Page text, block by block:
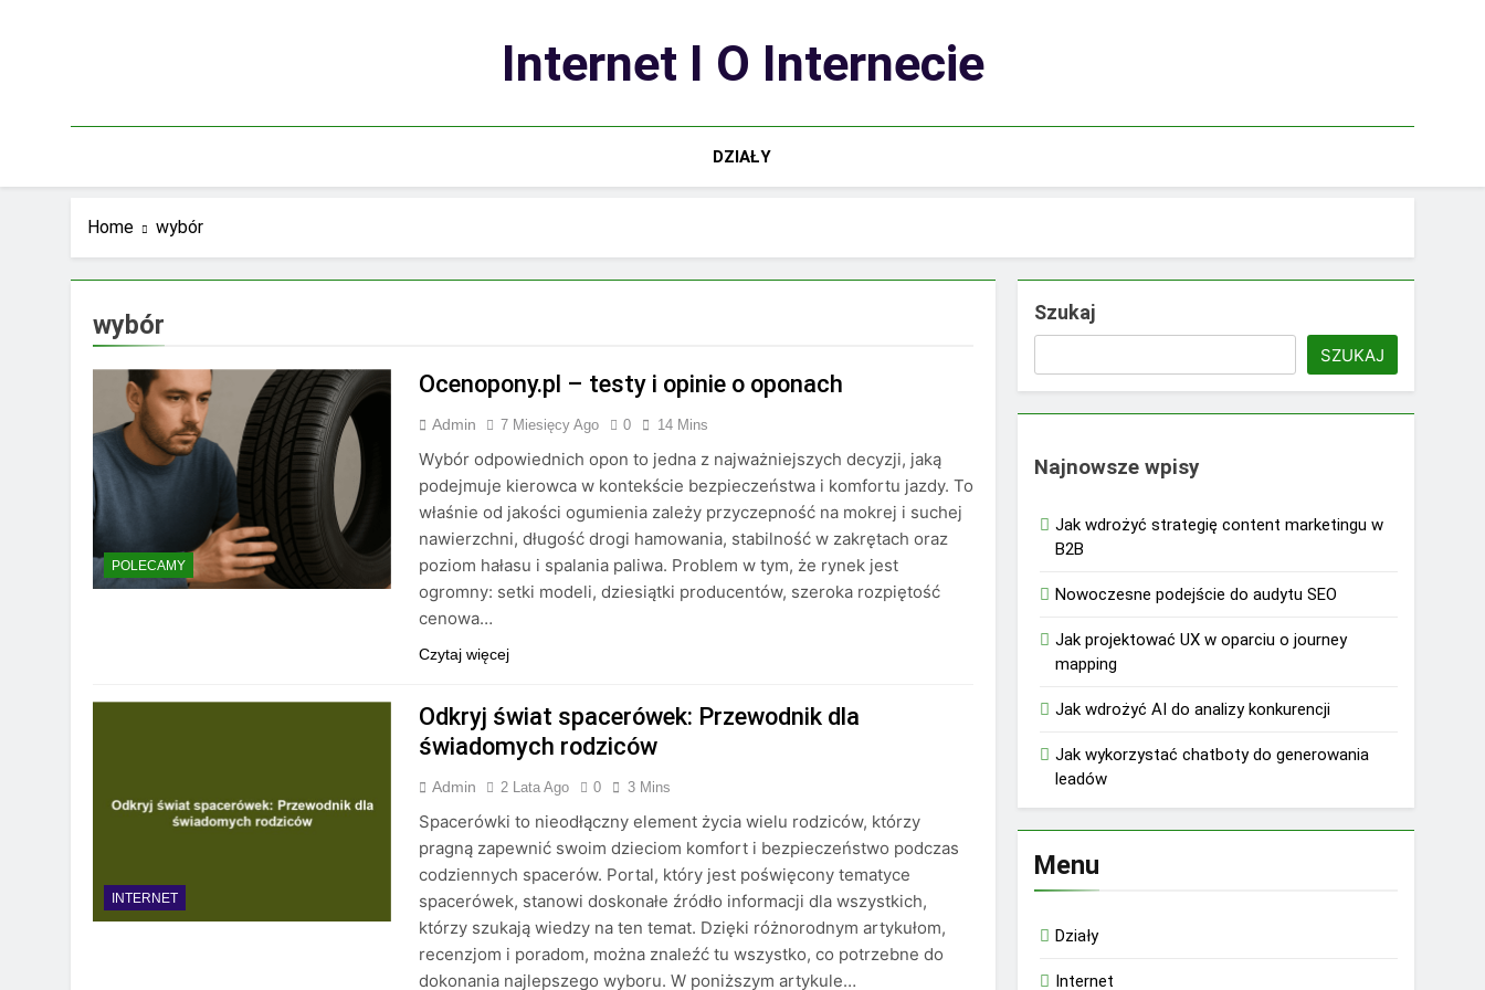
Internet I O Internecie
DZIAŁY
Home wybór
wybór
POLECAMY
Ocenopony.pl – testy i opinie o oponach
Admin 7 Miesięcy Ago 0 14 Mins
Wybór odpowiednich opon to jedna z najważniejszych decyzji, jaką
podejmuje kierowca w kontekście bezpieczeństwa i komfortu jazdy. To
właśnie od jakości ogumienia zależy przyczepność na mokrej i suchej
nawierzchni, długość drogi hamowania, stabilność w zakrętach oraz
poziom hałasu i spalania paliwa. Problem w tym, że rynek jest
ogromny: setki modeli, dziesiątki producentów, szeroka rozpiętość
cenowa…
Czytaj więcej
INTERNET
Odkryj świat spacerówek: Przewodnik dla
świadomych rodziców
Admin 2 Lata Ago 0 3 Mins
Spacerówki to nieodłączny element życia wielu rodziców, którzy
pragną zapewnić swoim dzieciom komfort i bezpieczeństwo podczas
codziennych spacerów. Portal, który jest poświęcony tematyce
spacerówek, stanowi doskonałe źródło informacji dla wszystkich,
którzy szukają wiedzy na ten temat. Dzięki różnorodnym artykułom,
recenzjom i poradom, można znaleźć tu wszystko, co potrzebne do
dokonania najlepszego wyboru. W poniższym artykule…
Szukaj
SZUKAJ
Najnowsze wpisy
Jak wdrożyć strategię content marketingu w
B2B
Nowoczesne podejście do audytu SEO
Jak projektować UX w oparciu o journey
mapping
Jak wdrożyć AI do analizy konkurencji
Jak wykorzystać chatboty do generowania
leadów
Menu
Działy
Internet